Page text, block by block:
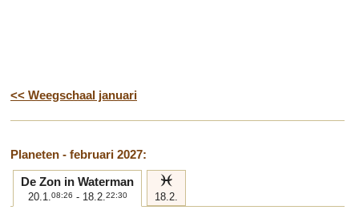
<< Weegschaal januari
Planeten - februari 2027:
De Zon in Waterman
20.1.08:26 - 18.2.22:30
l
18.2.